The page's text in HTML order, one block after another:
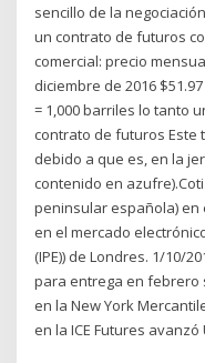
sencillo de la
un contrato de futuros
comercial: precio
diciembre de 2016
= 1,000 barriles lo tanto
contrato de futuros Este
debido a que es, en la
contenido en
peninsular española) en
en el mercado
(IPE)) de Londres. 1/10/
para entrega en febrero
en la New York
en la ICE Futures avanzó